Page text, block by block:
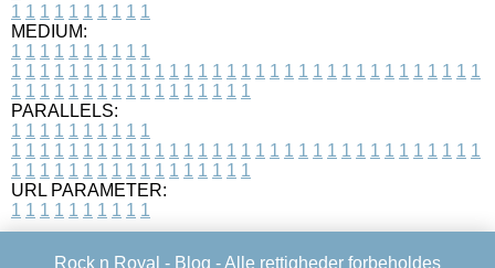
1 1 1 1 1 1 1 1 1 1
MEDIUM:
1 1 1 1 1 1 1 1 1 1
1 1 1 1 1 1 1 1 1 1 1 1 1 1 1 1 1 1 1 1 1 1 1 1 1 1 1 1 1 1 1 1 1
1 1 1 1 1 1 1 1 1 1 1 1 1 1 1 1 1
PARALLELS:
1 1 1 1 1 1 1 1 1 1
1 1 1 1 1 1 1 1 1 1 1 1 1 1 1 1 1 1 1 1 1 1 1 1 1 1 1 1 1 1 1 1 1
1 1 1 1 1 1 1 1 1 1 1 1 1 1 1 1 1
URL PARAMETER:
1 1 1 1 1 1 1 1 1 1
Rock n Royal - Blog - Alle rettigheder forbeholdes